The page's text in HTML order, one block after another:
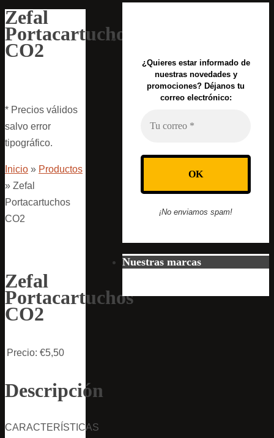
Zefal
Portacartuchos
CO2
* Precios válidos
salvo error
tipográfico.
Inicio » Productos
» Zefal
Portacartuchos
CO2
Zefal
Portacartuchos
CO2
Precio: €5,50
Descripción
CARACTERÍSTICAS
¿Quieres estar informado de
nuestras novedades y
promociones? Déjanos tu
correo electrónico:
¡No enviamos spam!
Nuestras marcas